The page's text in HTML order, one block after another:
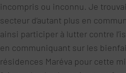
incompris ou inconnu. Je
secteur d’autant plus en
ainsi participer à lutter contre
en communiquant sur les
résidences Maréva pour cette